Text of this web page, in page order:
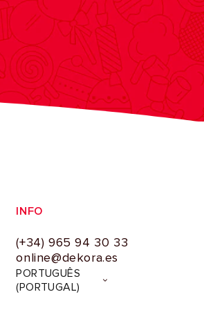
INFO
(+34) 965 94 30 33
online@dekora.es
I
d
PORTUGUÊS
(PORTUGAL)